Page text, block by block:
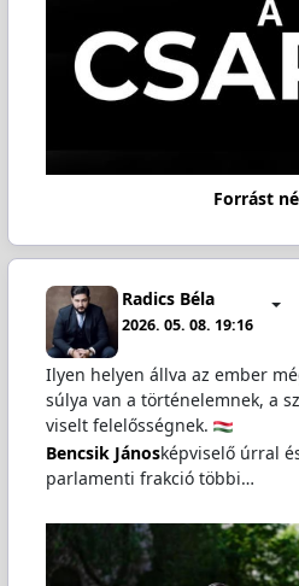
Forrást
Radics Béla
2026. 05. 08. 19:16
Ilyen helyen állva az ember
súlya van a történelemnek, a
viselt felelősségnek.
Bencsik Jánosképviselő úrral
parlamenti frakció többi…